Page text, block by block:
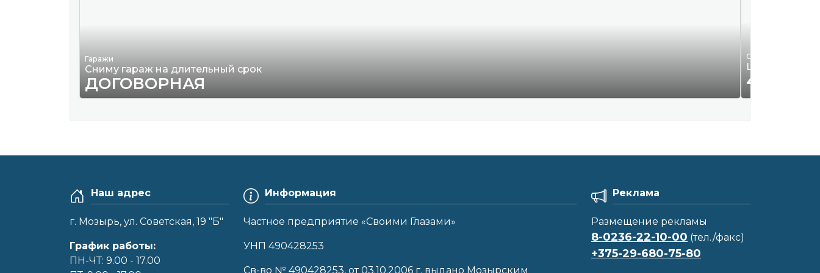
Гаражи
Сниму гараж на длительный срок
ДОГОВОРНАЯ
Одежда и обувь
Шляпа новая
49
Наш адрес
г. Мозырь, ул. Советская, 19 "Б"
График работы:
ПН-ЧТ: 9.00 - 17.00
Информация
Частное предприятие «Своими Глазами»
УНП 490428253
Cв-во № 490428253, от 03.10.2006 г. выдано Мозырским
Реклама
Размещение рекламы
8-0236-22-10-00 (тел./факс)
+375-29-680-75-80